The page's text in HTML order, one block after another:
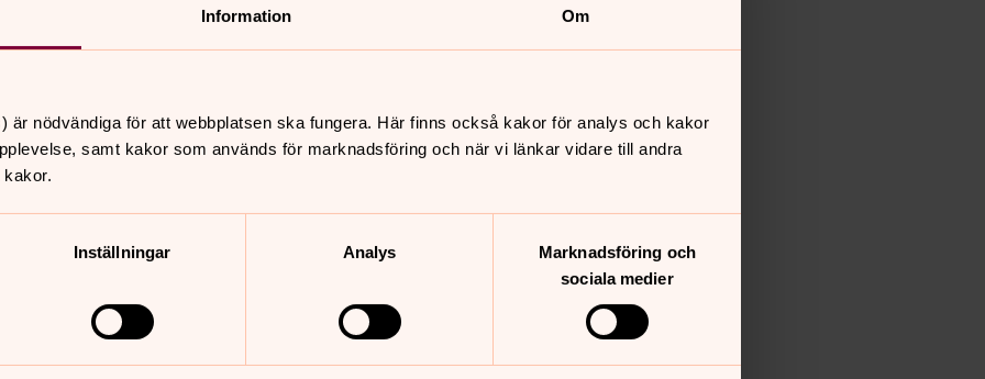
Information Om
är nödvändiga för att webbplatsen ska fungera. Här finns också kakor för analys och kakor
samt kakor som används för marknadsföring och när vi länkar vidare till andra
Inställningar Analys
Marknadsföring och
sociala medier
församlingkommer alltid med tydlig
överenskommelse.